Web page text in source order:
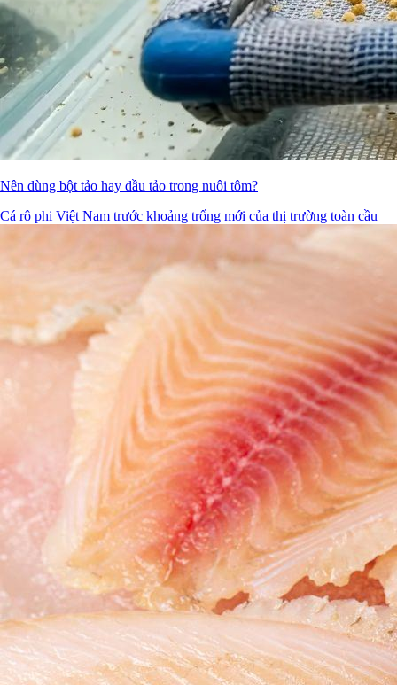
Nên dùng bột tảo hay dầu tảo trong nuôi tôm?
Cá rô phi Việt Nam trước khoảng trống mới của thị trường toàn cầu